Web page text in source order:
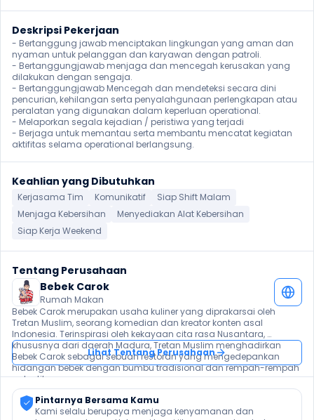
Deskripsi Pekerjaan
- Bertanggung jawab menciptakan lingkungan yang aman dan
nyaman untuk pelanggan dan karyawan dengan patroli.
- Bertanggungjawab menjaga dan mencegah kerusakan yang
dilakukan dengan sengaja.
- Bertanggungjawab Mencegah dan mendeteksi secara dini
pencurian, kehilangan serta penyalahgunaan perlengkapan atau
peralatan yang digunakan dalam keperluan operational.
- Melaporkan segala kejadian / peristiwa yang terjadi
- Berjaga untuk memantau serta membantu mencatat kegiatan
aktifitas selama operational berlangsung.
Keahlian yang Dibutuhkan
Kerjasama Tim Komunikatif
Siap Shift Malam
Menjaga Kebersihan
Menyediakan Alat Kebersihan
Siap Kerja Weekend
Tentang Perusahaan
Bebek Carok
Rumah Makan
Bebek Carok merupakan usaha kuliner yang diprakarsai oleh
Tretan Muslim, seorang komedian dan kreator konten asal
Indonesia. Terinspirasi oleh kekayaan cita rasa Nusantara,
khususnya dari daerah Madura, Tretan Muslim menghadirkan
Bebek Carok sebagai sebuah restoran yang mengedepankan
hidangan bebek dengan bumbu tradisional dan rempah-rempah
autentik.
Lihat Tentang Perusahaan
Pintarnya Bersama Kamu
Kami selalu berupaya menjaga kenyamanan dan